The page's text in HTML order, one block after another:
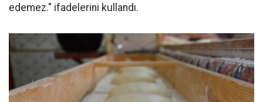
edemez." ifadelerini kullandı.